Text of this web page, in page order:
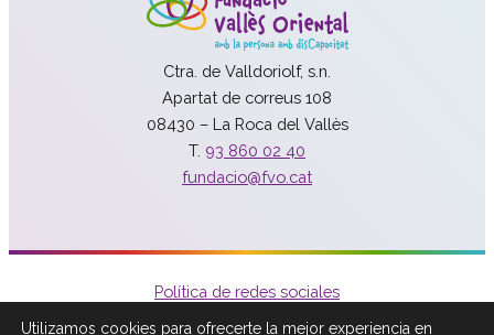
Ctra. de Valldoriolf, s.n.
Apartat de correus 108
08430 – La Roca del Vallès
T. 93 860 02 40
fundacio@fvo.cat
Política de redes sociales
Política de privacidad
Utilizamos cookies para ofrecerte la mejor experiencia en